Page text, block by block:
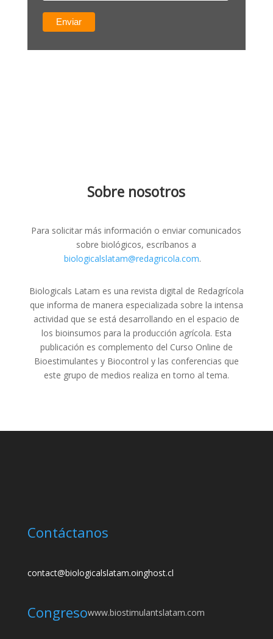
Sobre nosotros
Para solicitar más información o enviar comunicados
sobre biológicos, escríbanos a
biologicalslatam@redagricola.com.
Biologicals Latam es una revista digital de Redagrícola
que informa de manera especializada sobre la intensa
actividad que se está desarrollando en el espacio de
los bioinsumos para la producción agrícola. Esta
publicación es complemento del Curso Online de
Bioestimulantes y Biocontrol y las conferencias que
este grupo de medios realiza en torno al tema.
Contáctanos
contact@biologicalslatam.oinghost.cl
Congresowww.biostimulantslatam.com